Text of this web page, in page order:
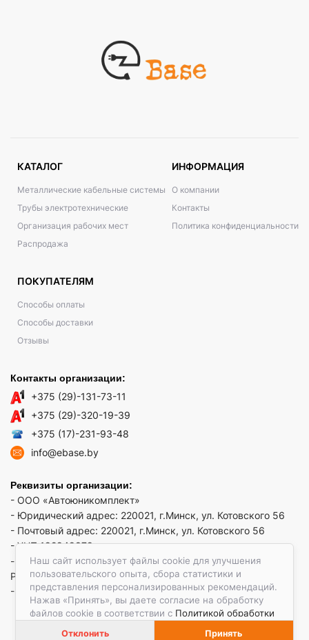
Наш сайт использует файлы cookie для улучшения
пользовательского опыта, сбора статистики и
представления персонализированных рекомендаций.
Нажав «Принять», вы даете согласие на обработку
файлов cookie в соответствии с Политикой обработки
Отклонить Принять
КАТАЛОГ
Металлические кабельные системы
Трубы электротехнические
Организация рабочих мест
Распродажа
ИНФОРМАЦИЯ
О компании
Контакты
Политика конфиденциальности
ПОКУПАТЕЛЯМ
Способы оплаты
Способы доставки
Отзывы
Контакты организации:
+375 (29)-131-73-11
+375 (29)-320-19-39
+375 (17)-231-93-48
info@ebase.by
Реквизиты организации:
- ООО «Автоюникомплект»
- Юридический адрес: 220021, г.Минск, ул. Котовского 56
- Почтовый адрес: 220021, г.Минск, ул. Котовского 56
- УНП 192949879
- р/сч BY52 REDJ 3012 1009 3553 3010 0933 в ЗАО "Банк
РРБ"
- Код банка: REDJBY22